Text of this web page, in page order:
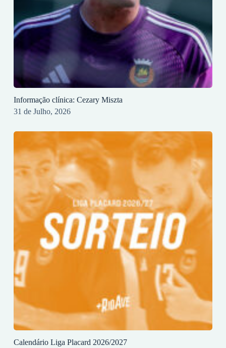
Informação clínica: Cezary Miszta
31 de Julho, 2026
Calendário Liga Placard 2026/2027